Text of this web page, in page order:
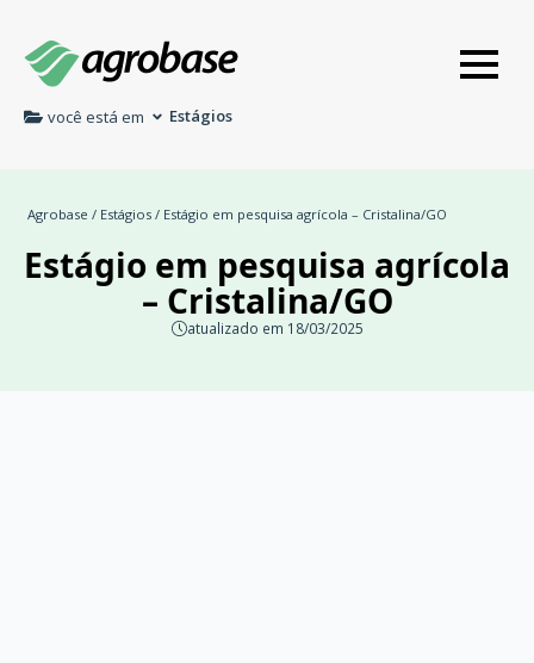
você está em Estágios
Agrobase / Estágios / Estágio em pesquisa agrícola – Cristalina/GO
Estágio em pesquisa agrícola
– Cristalina/GO
atualizado em 18/03/2025